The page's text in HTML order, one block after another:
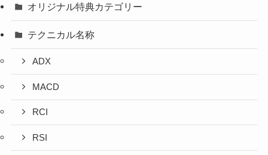
オリジナル特典カテゴリー
テクニカル名称
ADX
MACD
RCI
RSI